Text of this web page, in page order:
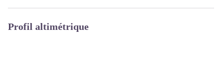
Profil altimétrique